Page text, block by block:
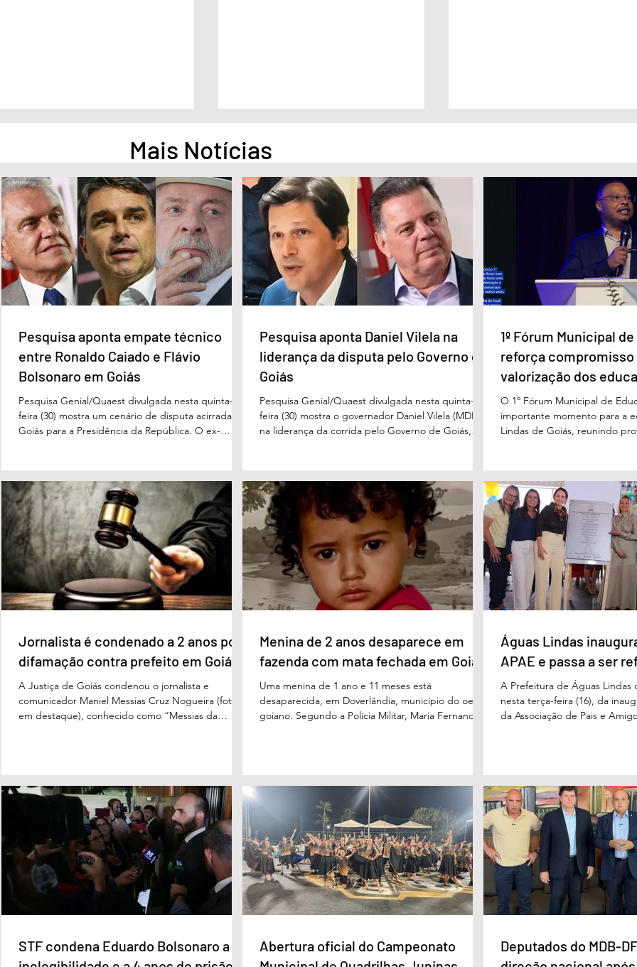
Pesquisa aponta empate
técnico entre Ronaldo Caiado
e Flávio Bolsonaro em Goiás
Pesquisa aponta Daniel Vilela
na liderança da disputa pelo
Governo de Goiás
Marido é condenado a 30 anos
por matar esposa doente a
facada em GO
Mais Notícias
Pesquisa aponta empate técnico
entre Ronaldo Caiado e Flávio
Bolsonaro em Goiás
Pesquisa Genial/Quaest divulgada nesta quinta-
feira (30) mostra um cenário de disputa acirrada em
Goiás para a Presidência da República. O ex-
27%. Considerando a margem de erro de três
pontos percentuais, os dois estão em empate
técnico. Na terceira colocação está o presidente
Luiz Inácio Lula da Silva (PT), com 23% das
intenções de voto. Os
Pesquisa aponta Daniel Vilela na
liderança da disputa pelo Governo de
Goiás
Pesquisa Genial/Quaest divulgada nesta quinta-
feira (30) mostra o governador Daniel Vilela (MDB)
na liderança da corrida pelo Governo de Goiás,
turno, Daniel Vilela aparece com 37% das intenções
de voto, seguido pelo ex-governador Marconi
Perillo (PSDB), com 21%. Em seguida estão Wilder
Morais (PL), com 11%, Luis Cesar Bueno (PT), com
3%, e
1º Fórum Municipal
reforça compromisso
valorização dos
Águas Lindas
O 1º Fórum Municipal de
importante momento para a
Lindas de Goiás, reunindo
um papel fundamental na
gerações. Durante o evento,
de Educação, Denildson
fórum nasceu do desejo de
educadores muito mais do
Jornalista é condenado a 2 anos por
difamação contra prefeito em Goiás
A Justiça de Goiás condenou o jornalista e
comunicador Maniel Messias Cruz Nogueira (foto
em destaque), conhecido como “Messias da
proferida pelo juiz Hermes Pereira Vidigal, da Vara
Criminal da Comarca de Edéia. O jornalista
contesta a decisão e diz que sofre perseguição.
Apesar da condenação, a pena será cumprida em
regime inicialmente aberto e
Menina de 2 anos desaparece em
fazenda com mata fechada em Goiás
Uma menina de 1 ano e 11 meses está
desaparecida, em Doverlândia, município do oeste
goiano. Segundo a Polícia Militar, Maria Fernanda
terça-feira (16/6) não havia sido localizada. O Corpo
de Bombeiros realiza buscas na região, que é de
mata fechada e próxima ao Rio Paraíso. De acordo
com o tenente Vivaldo Alves da Silva Filho, da Polí
Águas Lindas
APAE e passa a ser
A Prefeitura de Águas Lindas
nesta terça-feira (16), da
da Associação de Pais e
avanço nas políticas públicas
especializada e atendimento
pessoas com deficiência. A
projetada para oferecer
STF condena Eduardo Bolsonaro a
Abertura oficial do Campeonato
Deputados do MDB-